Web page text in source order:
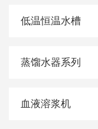
低温恒温水槽
蒸馏水器系列
血液溶浆机